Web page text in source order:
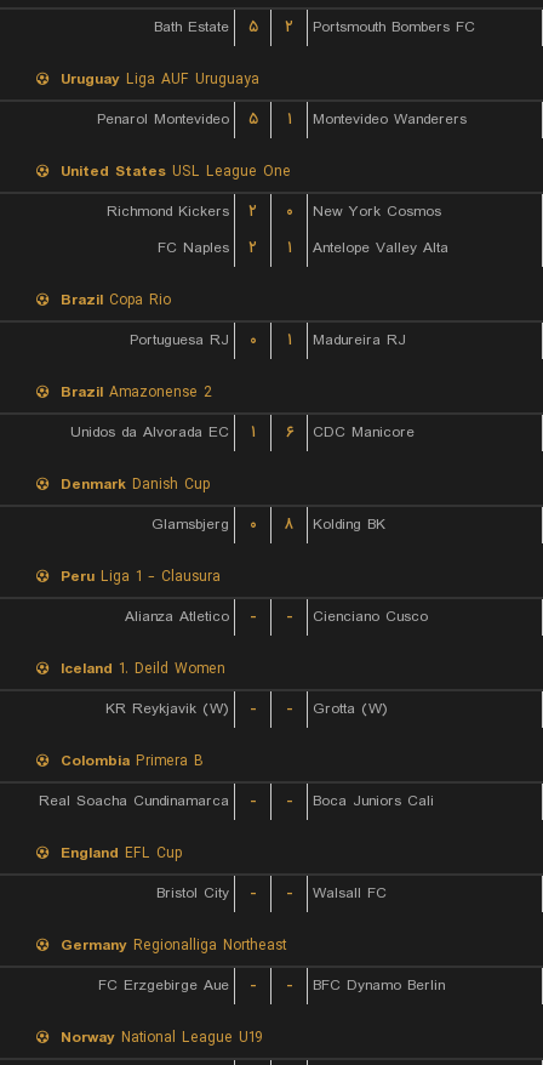
Bath Estate
۵ ۲ Portsmouth Bombers FC
Uruguay Liga AUF Uruguaya
Penarol Montevideo
۵ ۱ Montevideo Wanderers
United States USL League One
Richmond Kickers
۲ ۰
New York Cosmos
FC Naples
۲ ۱ Antelope Valley Alta
Brazil Copa Rio
Portuguesa RJ
۰ ۱ Madureira RJ
Brazil Amazonense 2
Unidos da Alvorada EC
۱ ۶ CDC Manicore
Denmark Danish Cup
Glamsbjerg
۰ ۸ Kolding BK
Peru Liga 1 - Clausura
Alianza Atletico
- - Cienciano Cusco
Iceland 1. Deild Women
KR Reykjavik (W)
- - Grotta (W)
Colombia Primera B
Real Soacha Cundinamarca
- - Boca Juniors Cali
England EFL Cup
Bristol City
- - Walsall FC
Germany Regionalliga Northeast
FC Erzgebirge Aue
- - BFC Dynamo Berlin
Norway National League U19